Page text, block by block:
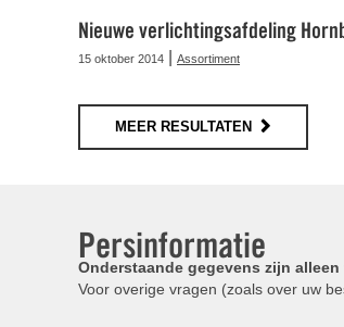
Nieuwe verlichtingsafdeling
15 oktober 2014 Assortiment
MEER RESULTATEN
Persinformatie
Onderstaande gegevens zijn
Voor overige vragen (zoals over uw